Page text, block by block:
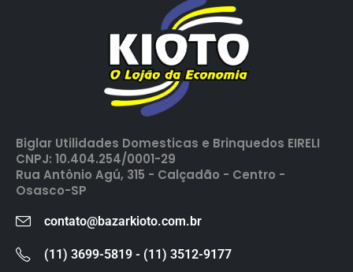
Biglar Utilidades Domesticas e Brinquedos EIRELI
CNPJ: 10.404.254/0001-29
Rua Antônio Agú, 315 - Calçadão - Centro -
Osasco-SP
contato@bazarkioto.com.br
(11) 3699-5819 - (11) 3512-9177